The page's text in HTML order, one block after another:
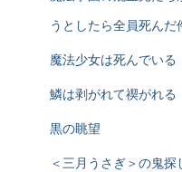
うとしたら全員死んだ
魔法少女は死んでいる
鱗は剥がれて禊がれる
黒の眺望
＜三月うさぎ＞の鬼探